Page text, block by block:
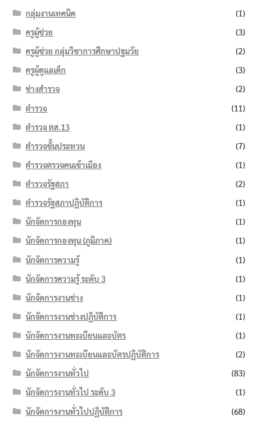
กลุ่มงานเทคนิค
(1)
ครูผู้ช่วย
(3)
ครูผู้ช่วย กลุ่มวิชาการศึกษาปฐมวัย
(2)
ครูผู้ดูแลเด็ก
(3)
ช่างสำรวจ
(2)
ตำรวจ
(11)
ตำรวจ ตส.13
(1)
ตำรวจชั้นประทวน
(7)
ตำรวจตรวจคนเข้าเมือง
(1)
ตำรวจรัฐสภา
(2)
ตำรวจรัฐสภาปฏิบัติการ
(1)
นักจัดการกองทุน
(1)
นักจัดการกองทุน (ภูมิภาค)
(1)
นักจัดการความรู้
(1)
นักจัดการความรู้ ระดับ 3
(1)
นักจัดการงานช่าง
(1)
นักจัดการงานช่างปฏิบัติการ
(1)
นักจัดการงานทะเบียนและบัตร
(1)
นักจัดการงานทะเบียนและบัตรปฏิบัติการ
(2)
นักจัดการงานทั่วไป
(83)
นักจัดการงานทั่วไป ระดับ 3
(1)
นักจัดการงานทั่วไปปฏิบัติการ
(68)